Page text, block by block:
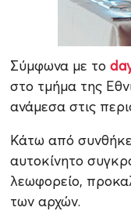
Σύμφωνα με το
στο τμήμα της
ανάμεσα στις
Κάτω από
αυτοκίνητο
λεωφορείο,
των αρχών.